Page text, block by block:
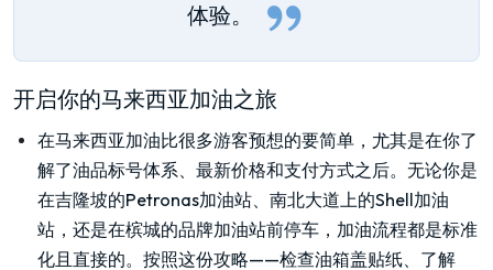
体验。
开启你的马来西亚加油之旅
在马来西亚加油比很多游客预想的要简单，尤其是在你了
解了油品标号体系、最新价格和支付方式之后。无论你是
在吉隆坡的Petronas加油站、南北大道上的Shell加油
站，还是在槟城的品牌加油站前停车，加油流程都是标准
化且直接的。按照这份攻略——检查油箱盖贴纸、了解